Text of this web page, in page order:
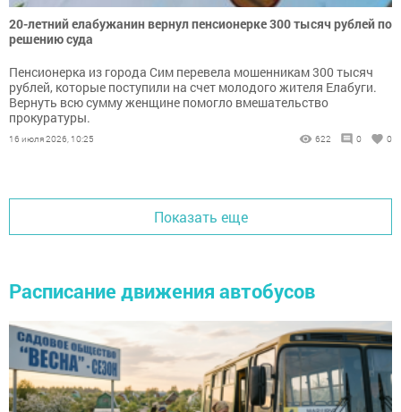
20-летний елабужанин вернул пенсионерке 300 тысяч рублей по
решению суда
Пенсионерка из города Сим перевела мошенникам 300 тысяч
рублей, которые поступили на счет молодого жителя Елабуги.
Вернуть всю сумму женщине помогло вмешательство
прокуратуры.
16 июля 2026, 10:25 622 0 0
Показать еще
Расписание движения автобусов